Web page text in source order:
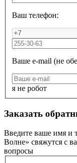
Ваш телефон:
Ваше e-mail (не
я не робот
Заказать
Введите ваше имя и
Волне» свяжутся с
вопросы